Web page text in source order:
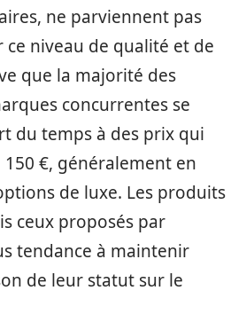
ne parviennent pas
niveau de qualité et de
que la majorité des
concurrentes se
du temps à des prix qui
€, généralement en
de luxe. Les produits
ceux proposés par
tendance à maintenir
de leur statut sur le